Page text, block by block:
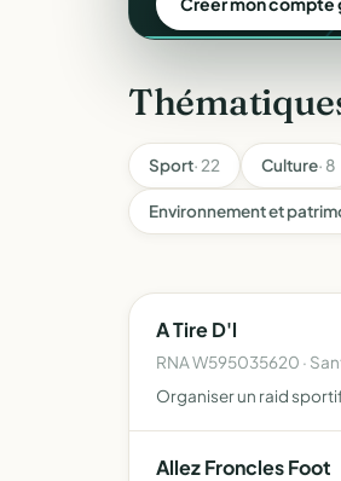
Sport· 22 Culture· 8
Environnement et
A Tire D'l
RNA W595035620 ·
Organiser un raid
Allez Froncles Foot